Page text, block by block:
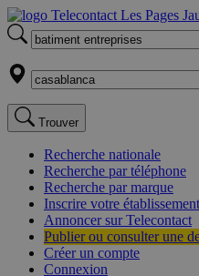
Trouver
Recherche nationale
Recherche par téléphone
Recherche par marque
Inscrire votre établissement
Annoncer sur Telecontact
Publier ou consulter une
Créer un compte
Connexion